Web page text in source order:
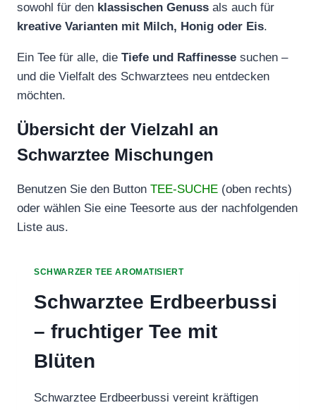
sowohl für den klassischen Genuss als auch für
kreative Varianten mit Milch, Honig oder Eis.
Ein Tee für alle, die Tiefe und Raffinesse suchen –
und die Vielfalt des Schwarztees neu entdecken
möchten.
Übersicht der Vielzahl an
Schwarztee Mischungen
Benutzen Sie den Button TEE-SUCHE (oben rechts)
oder wählen Sie eine Teesorte aus der nachfolgenden
Liste aus.
SCHWARZER TEE AROMATISIERT
Schwarztee Erdbeerbussi
– fruchtiger Tee mit
Blüten
Schwarztee Erdbeerbussi vereint kräftigen